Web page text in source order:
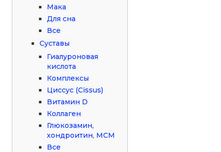
Мака
Для сна
Все
Суставы
Гиалуроновая
кислота
Комплексы
Циссус (Cissus)
Витамин D
Коллаген
Глюкозамин,
хондроитин, МСМ
Все